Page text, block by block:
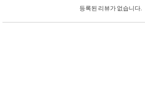
등록된 리뷰가 없습니다.